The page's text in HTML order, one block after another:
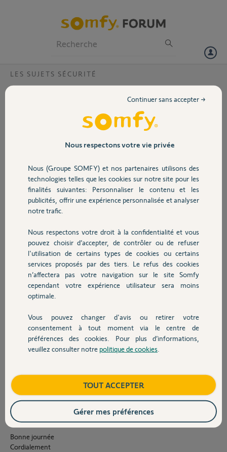
Volet
Sécurité
Domotique
Chauffage
Autres produits
Devis avec un pro
Contact
LES SUJETS SÉCURITÉ
Installation volet io géré par tahoma swith
Bonjour,
Je me permets de solliciter votre aide.
Ayant une solution home alarm avec le link
entre autre pour pouvoir associer les volets au
detecteur de fumée home alarm. L'idée étant
d'ouvrir les volets en cas de détection de fumée.
centralisée et automatisée par tahoma switch
J'ai réinstaller tous les éléments avec le nouveau
Dans Somfy Protect, je peux maintenant installer des équipements
io, mais malheureusement cela ne mène à rien :
une box. Je répond oui
on me demande si je pilote l'équipement seulement avec une
telecommande. Je repond non
Ci joint les captures d'écran.
Il y a t'il une solution ?
Merci par avance de votre aide.
Bonne journée
Cordialement
Nous respectons votre vie privée
Nous (Groupe SOMFY) et nos partenaires utilisons des
technologies telles que les cookies sur notre site pour les
finalités suivantes: Personnaliser le contenu et les
publicités, offrir une expérience personnalisée et analyser
notre trafic.
Nous respectons votre droit à la confidentialité et vous
pouvez choisir d’accepter, de contrôler ou de refuser
l'utilisation de certains types de cookies ou certains
services proposés par des tiers. Le refus des cookies
n’affectera pas votre navigation sur le site Somfy
cependant votre expérience utilisateur sera moins
optimale.
Vous pouvez changer d'avis ou retirer votre
consentement à tout moment via le centre de
préférences des cookies. Pour plus d’informations,
veuillez consulter notre politique de cookies
Continuer sans accepter →
TOUT ACCEPTER
Gérer mes préférences